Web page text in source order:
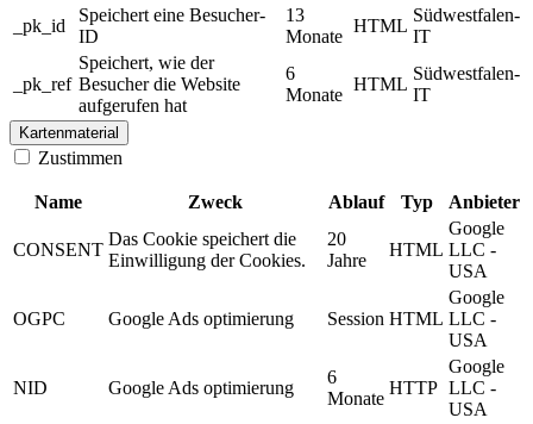
_pk_id
Speichert eine Besucher-
ID
13
Monate
HTML
Südwestfalen-
IT
_pk_ref
Speichert, wie der
Besucher die Website
aufgerufen hat
6
Monate
HTML
Südwestfalen-
IT
Kartenmaterial
Zustimmen
Name Zweck Ablauf Typ Anbieter
CONSENT
Das Cookie speichert die
Einwilligung der Cookies.
20
Jahre
HTML
Google
LLC -
USA
OGPC Google Ads optimierung Session HTML
Google
LLC -
USA
NID Google Ads optimierung
6
Monate
HTTP
Google
LLC -
USA